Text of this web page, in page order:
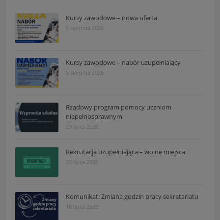
Kursy zawodowe – nowa oferta
5 sierpnia 2026
Kursy zawodowe – nabór uzupełniający
5 sierpnia 2026
Rządowy program pomocy uczniom
niepełnosprawnym
29 lipca 2026
Rekrutacja uzupełniająca – wolne miejsca
22 lipca 2026
Komunikat: Zmiana godzin pracy sekretariatu
16 lipca 2026